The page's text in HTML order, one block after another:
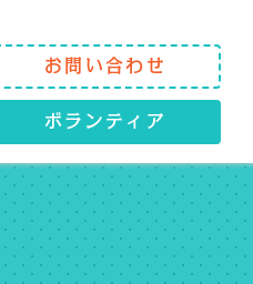
お問い合わせ
ボランティア